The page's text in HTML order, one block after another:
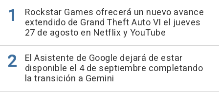
Rockstar Games ofrecerá un nuevo avance
extendido de Grand Theft Auto VI el jueves
27 de agosto en Netflix y YouTube
El Asistente de Google dejará de estar
disponible el 4 de septiembre completando
la transición a Gemini